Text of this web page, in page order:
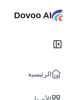
Dovoo AI
الرئيسية